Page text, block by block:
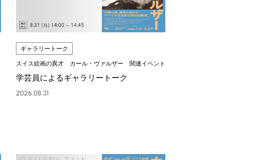
ギャラリートーク
スイス絵画の異才 カール・ヴァルザー 関連イベント
学芸員によるギャラリートーク
2026.08.31